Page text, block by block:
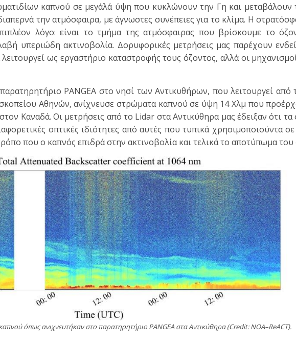
καπνού σε μεγάλά ύψη που κυκλώνουν την Γη και μεταβάλουν
την ατμόσφαιρα, με άγνωστες συνέπειες για το κλίμα. Η
λόγο: είναι το τμήμα της ατμόσφαιρας που βρίσκουμε το
υπεριώδη ακτινοβολία. Δορυφορικές μετρήσεις μας παρέχουν
ως εργαστήριο καταστροφής τους όζοντος, αλλά οι
PANGEA στο νησί των Αντικυθήρων, που λειτουργεί
Αθηνών, ανίχνευσε στρώματα καπνού σε ύψη 14 Χλμ που
Καναδά. Οι μετρήσεις από το Lidar στα Αντικύθηρα μας έδειξαν ότι τα
οπτικές ιδιότητες από αυτές που τυπικά χρησιμοποιούντα σε
που ο καπνός επιδρά στην ακτινοβολία και τελικά το αποτύπωμα του
όπως ανιχνευτήκαν στο παρατηρητήριο PANGEA στα Αντικύθηρα (Credit:NOA–ReACT).